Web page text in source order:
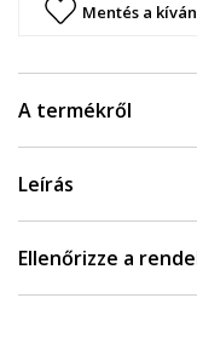
Mentés a
A termékről
Leírás
Ellenőrizze a